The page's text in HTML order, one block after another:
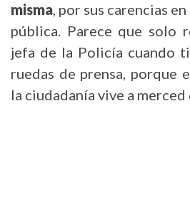
misma, por sus carencias
pública. Parece que solo
jefa de la Policía cuando
ruedas de prensa, porque
la ciudadanía vive a